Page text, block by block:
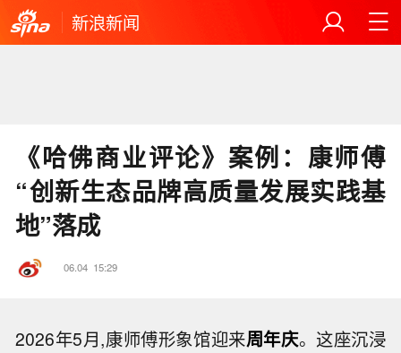
新浪新闻
《哈佛商业评论》案例：康师傅
“创新生态品牌高质量发展实践基
地”落成
06.04 15:29
2026年5月,康师傅形象馆迎来周年庆。这座沉浸